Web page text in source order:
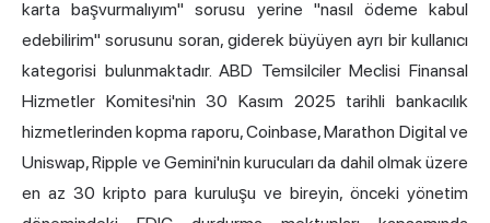
karta başvurmalıyım" sorusu yerine "nasıl ödeme kabul
edebilirim" sorusunu soran, giderek büyüyen ayrı bir kullanıcı
kategorisi bulunmaktadır. ABD Temsilciler Meclisi Finansal
Hizmetler Komitesi'nin 30 Kasım 2025 tarihli bankacılık
hizmetlerinden kopma raporu, Coinbase, Marathon Digital ve
Uniswap, Ripple ve Gemini'nin kurucuları da dahil olmak üzere
en az 30 kripto para kuruluşu ve bireyin, önceki yönetim